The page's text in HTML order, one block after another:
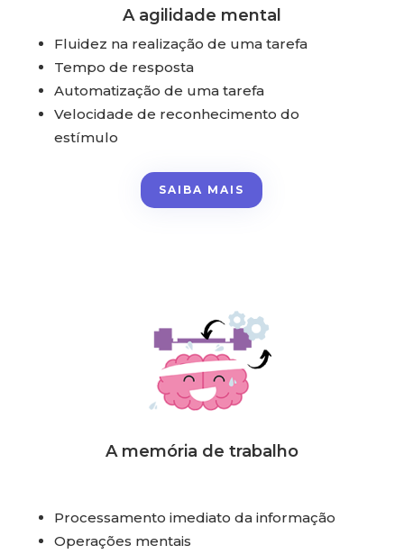
A agilidade mental
Fluidez na realização de uma tarefa
Tempo de resposta
Automatização de uma tarefa
Velocidade de reconhecimento do
estímulo
SAIBA MAIS
A memória de trabalho
Processamento imediato da informação
Operações mentais